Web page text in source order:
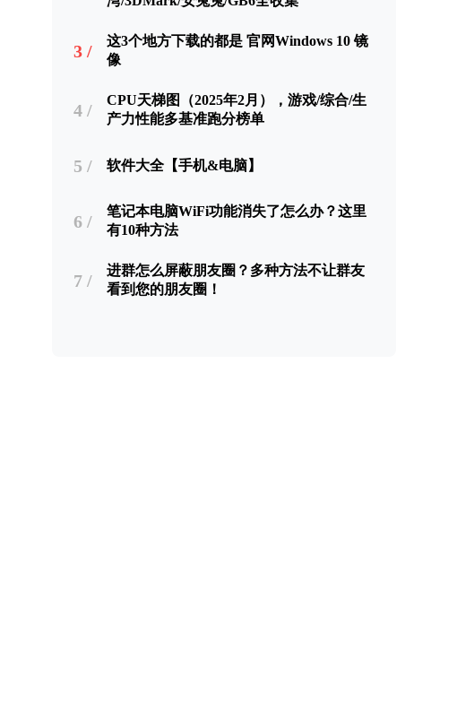
3 /
这3个地方下载的都是 官网Windows 10 镜
像
4 /
CPU天梯图（2025年2月），游戏/综合/生
产力性能多基准跑分榜单
5 / 软件大全【手机&电脑】
6 /
笔记本电脑WiFi功能消失了怎么办？这里
有10种方法
7 /
进群怎么屏蔽朋友圈？多种方法不让群友
看到您的朋友圈！